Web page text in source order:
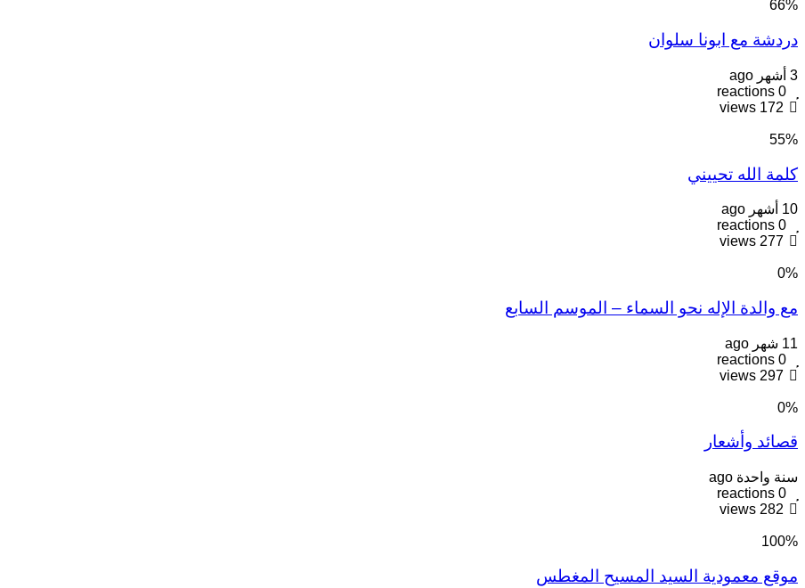
66%
دردشة مع ابونا سلوان
3 أشهر ago
0
reactions
172
views
55%
كلمة الله تحييني
10 أشهر ago
0
reactions
277
views
0%
مع والدة الإله نحو السماء – الموسم السابع
11 شهر ago
0
reactions
297
views
0%
قصائد وأشعار
سنة واحدة ago
0
reactions
282
views
100%
موقع معمودية السيد المسيح المغطس